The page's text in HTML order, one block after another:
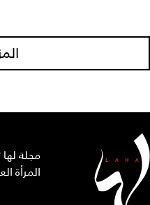
مجلة
المرأة